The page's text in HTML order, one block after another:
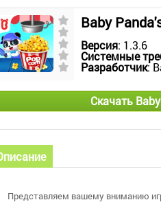
Baby
Версия: 1.3.6
Системные
Разработчик:
Скачать
Представляем вашему вниманию